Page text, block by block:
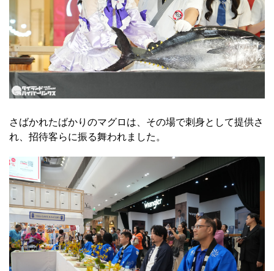
さばかれたばかりのマグロは、その場で刺身として提供さ
れ、招待客らに振る舞われました。